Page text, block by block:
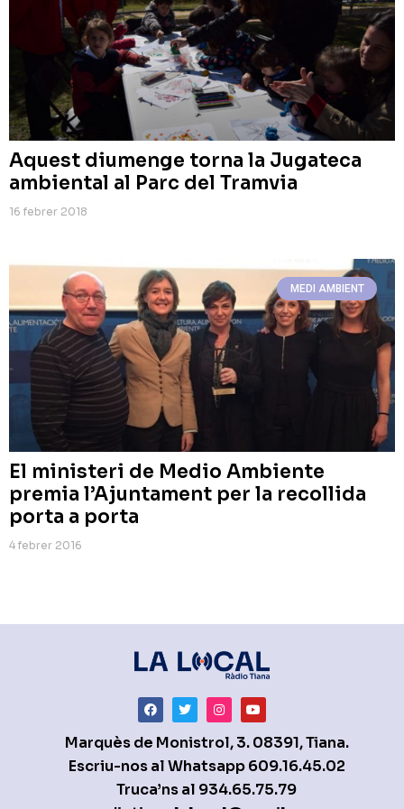
Aquest diumenge torna la Jugateca
ambiental al Parc del Tramvia
16 febrer 2018
MEDI AMBIENT
El ministeri de Medio Ambiente
premia l’Ajuntament per la recollida
porta a porta
4 febrer 2016
Marquès de Monistrol, 3. 08391, Tiana.
Escriu-nos al Whatsapp609.16.45.02
Truca’ns al 934.65.75.79